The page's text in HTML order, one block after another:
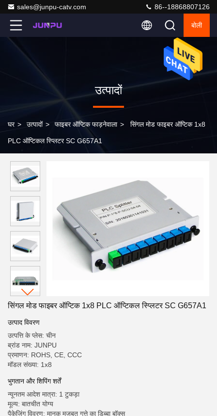
sales@junpu-catv.com 86--18868807126
बोली
उत्पादों
घर > उत्पादों > फाइबर ऑप्टिक फाड़नेवाला > सिंगल मोड फाइबर ऑप्टिक 1x8
PLC ऑप्टिकल स्प्लिटर SC G657A1
सिंगल मोड फाइबर ऑप्टिक 1x8 PLC ऑप्टिकल स्प्लिटर SC G657A1
उत्पाद विवरण
उत्पत्ति के प्लेस: चीन
ब्रांड नाम: JUNPU
प्रमाणन: ROHS, CE, CCC
मॉडल संख्या: 1x8
भुगतान और शिपिंग शर्तें
न्यूनतम आदेश मात्रा: 1 टुकड़ा
मूल्य: बातचीत योग्य
पैकेजिंग विवरण: मानक मजबूत गत्ते का डिब्बा बॉक्स